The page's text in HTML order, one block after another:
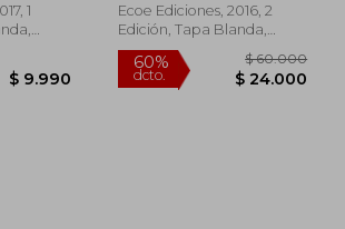
1
Ecoe Ediciones, 2016, 2
Edición, Tapa Blanda,
Nuevo